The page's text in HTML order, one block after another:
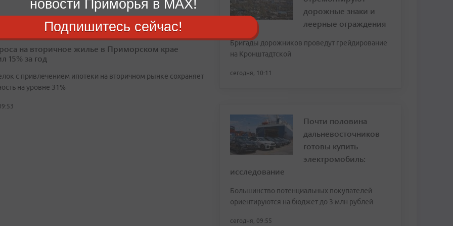
на вторичное жилье в Приморском крае
15% за год
с привлечением ипотеки на вторичном рынке сохраняет
на уровне 31%
дорожные знаки и
леерные ограждения
Бригады дорожников проведут грейдирование
на Кронштадтской
сегодня, 10:11
Почти половина
дальневосточников
готовы купить
электромобиль:
исследование
Большинство потенциальных покупателей
ориентируются на бюджет до 3 млн рублей
сегодня, 09:55
новости Приморья в MAX!
Подпишитесь сейчас!